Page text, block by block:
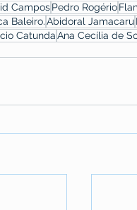
CamposPedro Rogério
Baleiro.Abidoral Jamacaru
CatundaAna Cecília de